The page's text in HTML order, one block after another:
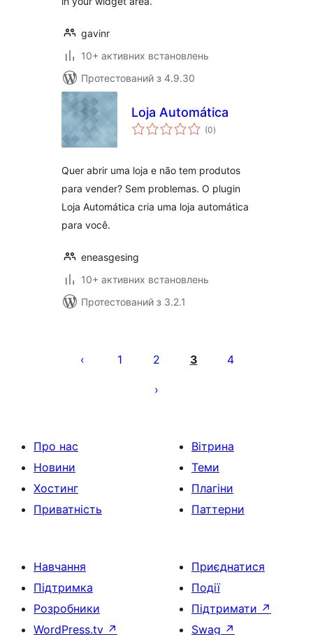
gavinr
10+ активних встановлень
Протестований з 4.9.30
Loja Automática
(0загальний
рейтинг
)
Quer abrir uma loja e não tem produtos
para vender? Sem problemas. O plugin
Loja Automática cria uma loja automática
para você.
eneasgesing
10+ активних встановлень
Протестований з 3.2.1
записів
1 2 3 4
Про нас
Новини
Хостинг
Приватність
Вітрина
Теми
Плагіни
Паттерни
Навчання
Підтримка
Розробники
WordPress.tv ↗
Приєднатися
Події
Підтримати ↗
Swag ↗